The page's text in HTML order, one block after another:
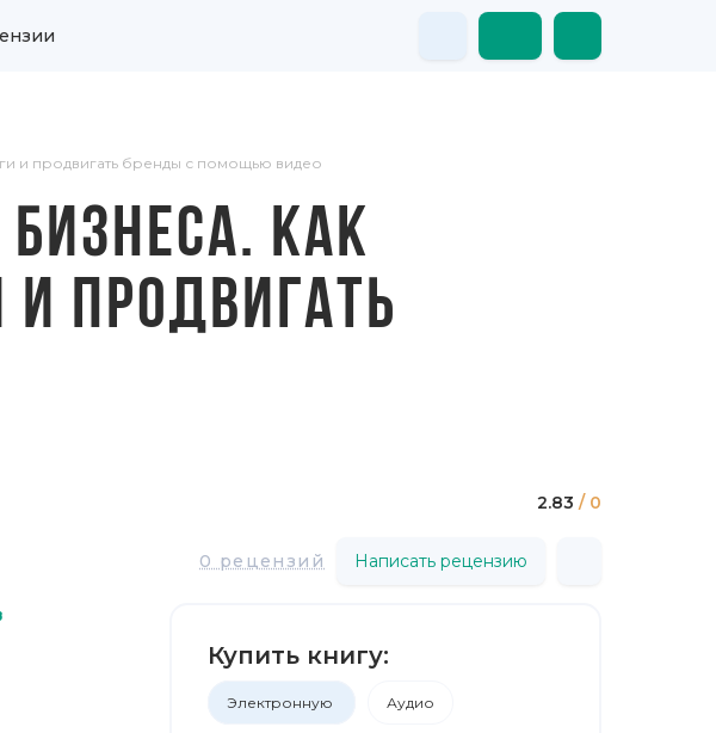
и продвигать бренды с помощью видео
КАК
ПРОДВИГАТЬ
2.83 / 0
0 рецензий Написать рецензию
Купить книгу:
Электронную Аудио